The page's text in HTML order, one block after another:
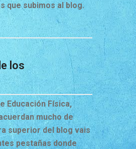
que subimos al blog.
los
Educación Física,
mucho de
superior del blog vais
pestañas donde